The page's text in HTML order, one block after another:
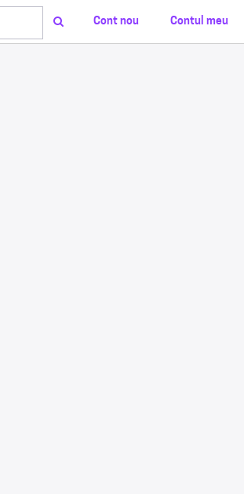
Cont nou Contul meu